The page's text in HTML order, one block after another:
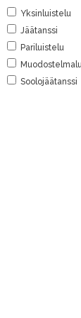
Yksinluistelu
Jäätanssi
Pariluistelu
Soolojäätanssi